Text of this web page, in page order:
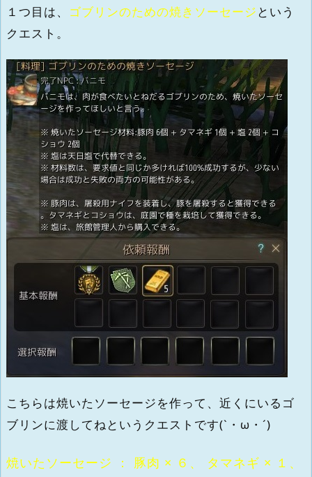
１つ目は、 ゴブリンのための焼きソーセージ という
クエスト。
こちらは焼いたソーセージを作って、近くにいるゴ
ブリンに渡してねというクエストです(`・ω・´)
焼いたソーセージ ： 豚肉 × ６、 タマネギ × １、